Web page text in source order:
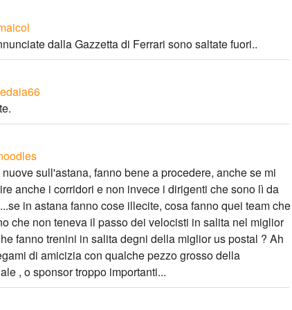
dalla Gazzetta di Ferrari sono saltate fuori..
sull'astana, fanno bene a procedere, anche se mi
anche i corridori e non invece i dirigenti che sono lì da
in astana fanno cose illecite, cosa fanno quei team che
che non teneva il passo dei velocisti in salita nel miglior
fanno trenini in salita degni della miglior us postal ? Ah
di amicizia con qualche pezzo grosso della
, o sponsor troppo importanti...